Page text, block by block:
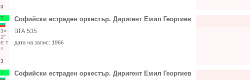
3
Т
Е Т
8
3
Софийски естраден оркестър. Диригент Емил Георгиев
ВТА 535
дата на запис: 1966
Т Софийски естраден оркестър. Диригент Емил Георгиев